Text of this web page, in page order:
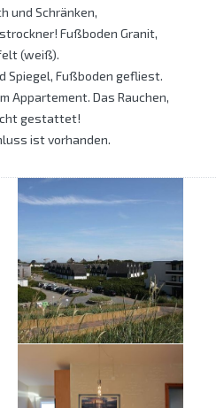
und Schränken,
Fußboden Granit,
(weiß).
Spiegel, Fußboden gefliest.
Appartement. Das Rauchen,
gestattet!
ist vorhanden.